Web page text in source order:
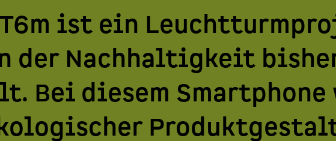
ist ein
der Nachhaltigkeit
Bei diesem